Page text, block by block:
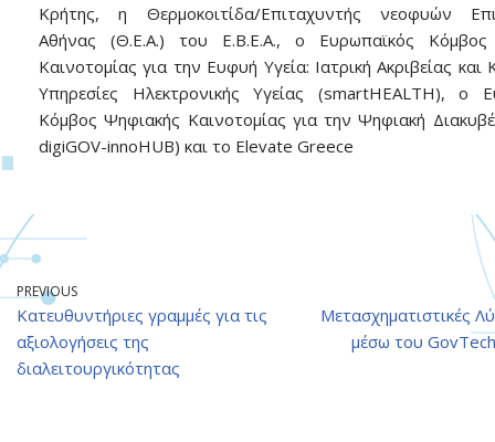
Κρήτης, η Θερμοκοιτίδα/Επιταχυντής νεοφυών
Αθήνας (Θ.Ε.Α.) του Ε.Β.Ε.Α., ο Ευρωπαϊκός Κόμβος
Καινοτομίας για την Ευφυή Υγεία: Ιατρική Ακριβείας και
Υπηρεσίες Ηλεκτρονικής Υγείας (smartHEALTH), ο
Κόμβος Ψηφιακής Καινοτομίας για την Ψηφιακή
digiGOV-innoHUB) και το Elevate Greece
PREVIOUS
Κατευθυντήριες γραμμές για τις
αξιολογήσεις της
διαλειτουργικότητας
Μετασχηματιστικές
μέσω του